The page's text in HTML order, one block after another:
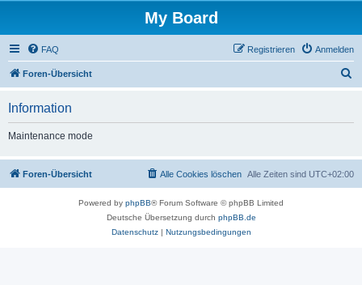
My Board
FAQ Anmelden
Registrieren
Foren-Übersicht
Information
Maintenance mode
Foren-Übersicht Alle Zeiten sind UTC+02:00
Alle Cookies löschen
Powered by phpBB® Forum Software © phpBB Limited
Deutsche Übersetzung durch phpBB.de
Datenschutz| Nutzungsbedingungen